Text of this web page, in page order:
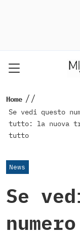
Home //
Se vedi questo
tutto: la nuova
tutto
News
Se